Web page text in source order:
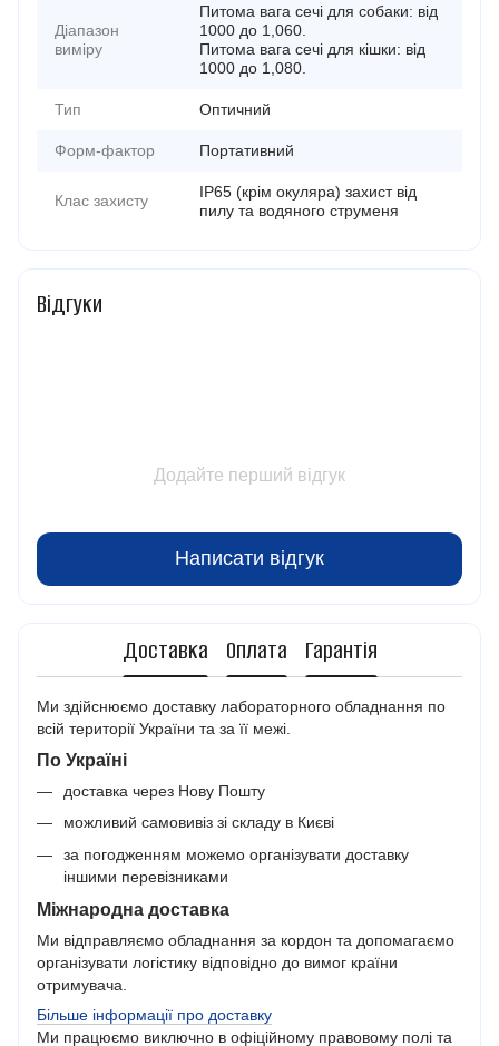
Діапазон
виміру
Питома вага сечі для собаки: від
1000 до 1,060.
Питома вага сечі для кішки: від
1000 до 1,080.
Тип Оптичний
Форм-фактор Портативний
Клас захисту
IP65 (крім окуляра) захист від
пилу та водяного струменя
Відгуки
Додайте перший відгук
Написати відгук
Доставка Оплата Гарантія
Ми здійснюємо доставку лабораторного обладнання по
всій території України та за її межі.
По Україні
доставка через Нову Пошту
можливий самовивіз зі складу в Києві
за погодженням можемо організувати доставку
іншими перевізниками
Міжнародна доставка
Ми відправляємо обладнання за кордон та допомагаємо
організувати логістику відповідно до вимог країни
отримувача.
Більше інформації про доставку
Ми працюємо виключно в офіційному правовому полі та